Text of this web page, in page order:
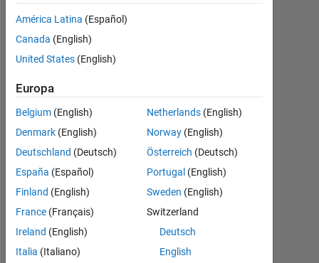
0
Follow
Empfehlungen
Please
login
to
endorse
this
in
América Latina (Español)
Canada (English)
United States (English)
Europa
Belgium (English)
Denmark (English)
Deutschland (Deutsch)
España (Español)
Finland (English)
France (Français)
Ireland (English)
Italia (Italiano)
Netherlands (English)
Norway (English)
Österreich (Deutsch)
Portugal (English)
Sweden (English)
Switzerland
Deutsch
English